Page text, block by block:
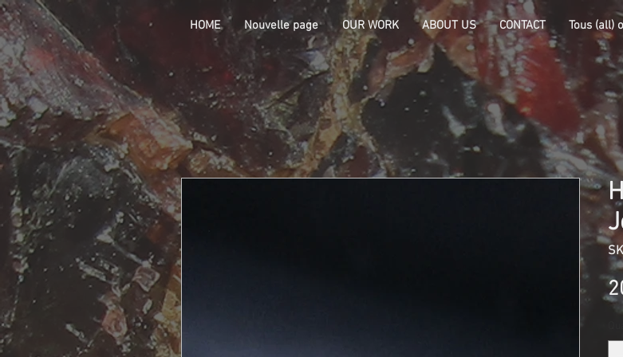
HOME Nouvelle page OUR WORK ABOUT US CONTACT Tous (all)